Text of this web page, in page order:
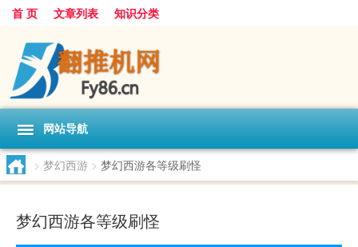
首 页 文章列表 知识分类
网站导航
> 梦幻西游 > 梦幻西游各等级刷怪
梦幻西游各等级刷怪